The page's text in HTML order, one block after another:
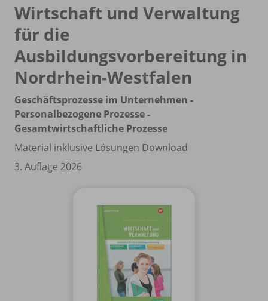
Wirtschaft und Verwaltung
für die
Ausbildungsvorbereitung in
Nordrhein-Westfalen
Geschäftsprozesse im Unternehmen -
Personalbezogene Prozesse -
Gesamtwirtschaftliche Prozesse
Material inklusive Lösungen Download
3. Auflage 2026